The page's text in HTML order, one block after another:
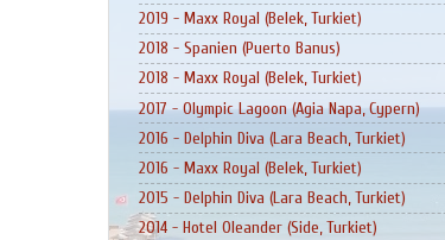
2019 - Maxx Royal (Belek, Turkiet)
2018 - Spanien (Puerto Banus)
2018 - Maxx Royal (Belek, Turkiet)
2017 - Olympic Lagoon (Agia Napa, Cypern)
2016 - Delphin Diva (Lara Beach, Turkiet)
2016 - Maxx Royal (Belek, Turkiet)
2015 - Delphin Diva (Lara Beach, Turkiet)
2014 - Hotel Oleander (Side, Turkiet)